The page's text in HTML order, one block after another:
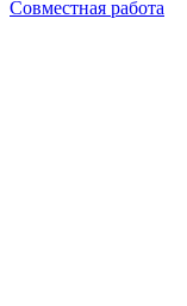
Совместная работа